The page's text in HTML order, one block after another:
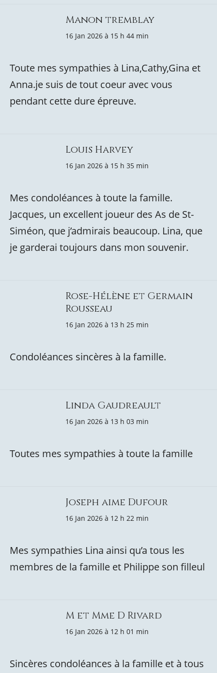
Manon tremblay
16 Jan 2026 à 15 h 44 min
Toute mes sympathies à Lina,Cathy,Gina et
Anna.je suis de tout coeur avec vous
pendant cette dure épreuve.
Louis Harvey
16 Jan 2026 à 15 h 35 min
Mes condoléances à toute la famille.
Jacques, un excellent joueur des As de St-
Siméon, que j’admirais beaucoup. Lina, que
je garderai toujours dans mon souvenir.
Rose-Hélène et Germain
Rousseau
16 Jan 2026 à 13 h 25 min
Condoléances sincères à la famille.
Linda Gaudreault
16 Jan 2026 à 13 h 03 min
Toutes mes sympathies à toute la famille
Joseph aime Dufour
16 Jan 2026 à 12 h 22 min
Mes sympathies Lina ainsi qu’a tous les
membres de la famille et Philippe son filleul
M et Mme D Rivard
16 Jan 2026 à 12 h 01 min
Sincères condoléances à la famille et à tous